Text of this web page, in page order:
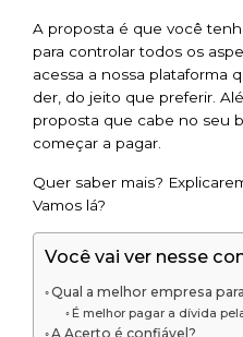
A proposta é que você
para controlar todos os
acessa a nossa plataforma
der, do jeito que preferir.
proposta que cabe no seu
começar a pagar.
Quer saber mais?
Vamos lá?
Você vai ver nesse
Qual a melhor empresa
É melhor pagar a dívida
A Acerto é confiável?